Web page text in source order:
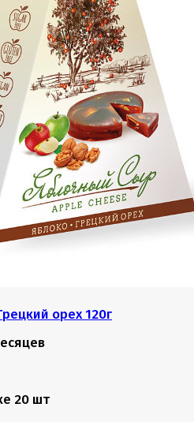
орех 120г
20 шт